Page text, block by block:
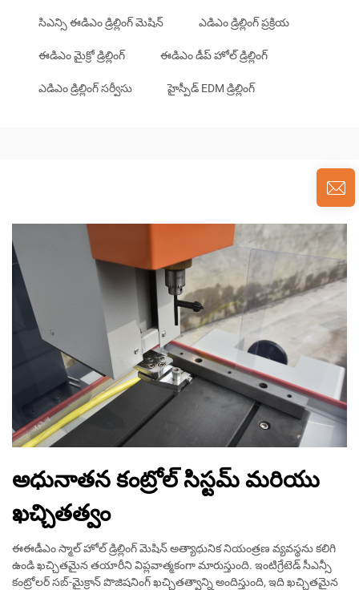
సిఎన్సి ఈడిఎం డ్రిల్లింగ్ మెషిన్ ఎడిఎం డ్రిల్లింగ్ ప్రక్రియ
ఈడిఎం మైక్రో డ్రిల్లింగ్ ఈడిఎం డీప్ హోల్ డ్రిల్లింగ్
ఎడిఎం డ్రిల్లింగ్ సర్వీసు హైస్పీడ్ EDM డ్రిల్లింగ్
అధునాతన కంట్రోల్ సిస్టమ్ మరియు
ఖచ్చితత్వం
ఈఈడీఎం స్మాల్ హోల్ డ్రిల్లింగ్ మెషిన్ అత్యాధునిక నియంత్రణ వ్యవస్థను కలిగి
ఉండి ఖచ్చితమైన తయారీని విప్లవాత్మకంగా మారుస్తుంది. ఇంటిగ్రేటెడ్ సీఎన్సీ
కంట్రోలర్ సబ్-మైక్రాన్ పొజిషనింగ్ ఖచ్చితత్వాన్ని అందిస్తుంది, ఇది ఖచ్చితమైన